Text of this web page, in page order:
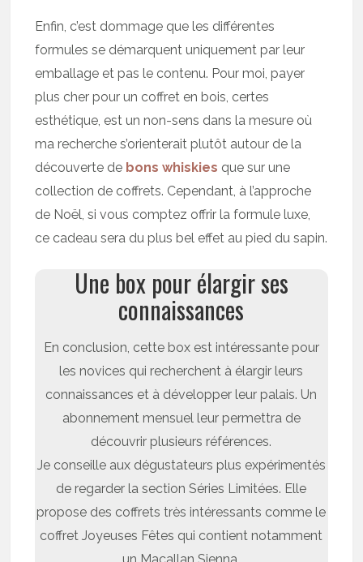
Enfin, c’est dommage que les différentes
formules se démarquent uniquement par leur
emballage et pas le contenu. Pour moi, payer
plus cher pour un coffret en bois, certes
esthétique, est un non-sens dans la mesure où
ma recherche s’orienterait plutôt autour de la
découverte de bons whiskies que sur une
collection de coffrets. Cependant, à l’approche
de Noël, si vous comptez offrir la formule luxe,
ce cadeau sera du plus bel effet au pied du sapin.
Une box pour élargir ses
connaissances
En conclusion, cette box est intéressante pour
les novices qui recherchent à élargir leurs
connaissances et à développer leur palais. Un
abonnement mensuel leur permettra de
découvrir plusieurs références.
Je conseille aux dégustateurs plus expérimentés
de regarder la section Séries Limitées. Elle
propose des coffrets très intéressants comme le
coffret Joyeuses Fêtes qui contient notamment